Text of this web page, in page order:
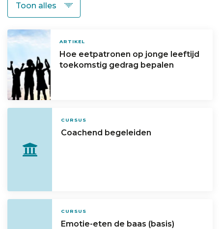
ARTIKEL
Hoe eetpatronen op jonge leeftijd
toekomstig gedrag bepalen
CURSUS
Coachend begeleiden
CURSUS
Emotie-eten de baas (basis)